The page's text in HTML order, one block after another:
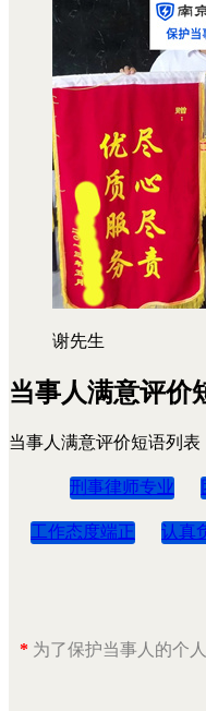
谢先生
当事人满意评价
当事人满意评价短语列表
刑事律师专业
工作态度端正 认真
* 为了保护当事人的个